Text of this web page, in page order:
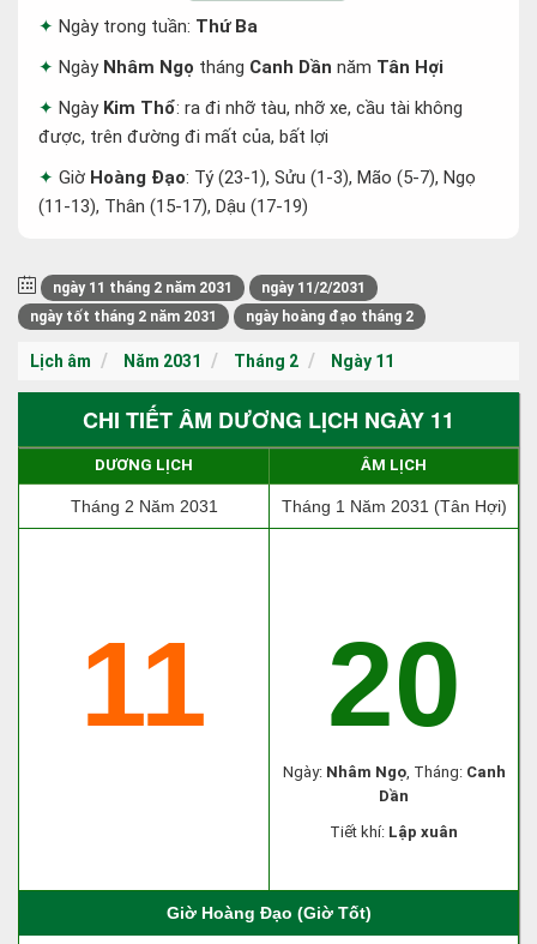
Ngày trong tuần: Thứ Ba
Ngày Nhâm Ngọ tháng Canh Dần năm Tân Hợi
Ngày Kim Thổ: ra đi nhỡ tàu, nhỡ xe, cầu tài không
được, trên đường đi mất của, bất lợi
Giờ Hoàng Đạo: Tý (23-1), Sửu (1-3), Mão (5-7), Ngọ
(11-13), Thân (15-17), Dậu (17-19)
ngày 11 tháng 2 năm 2031
ngày 11/2/2031
ngày tốt tháng 2 năm 2031
ngày hoàng đạo tháng 2
Lịch âm Năm 2031 Tháng 2 Ngày 11
CHI TIẾT ÂM DƯƠNG LỊCH NGÀY 11
DƯƠNG LỊCH ÂM LỊCH
Tháng 2 Năm 2031 Tháng 1 Năm 2031 (Tân Hợi)
11 20
Ngày: Nhâm Ngọ, Tháng: Canh
Dần
Tiết khí: Lập xuân
Giờ Hoàng Đạo (Giờ Tốt)